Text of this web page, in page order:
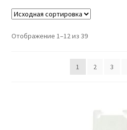
Мой аккаунт
Оформление заказа
Отображение 1–12 из 39
1 2 3